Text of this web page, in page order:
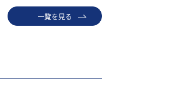
一覧を見る